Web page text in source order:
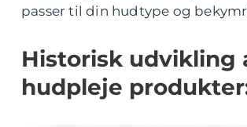
passer til din hudtype og
Historisk udvikling
hudpleje